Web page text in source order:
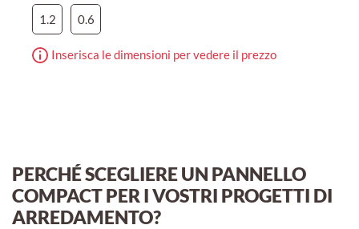
1.2
0.6
Inserisca le dimensioni per vedere il prezzo
PERCHÉ SCEGLIERE UN PANNELLO
COMPACT PER I VOSTRI PROGETTI DI
ARREDAMENTO?